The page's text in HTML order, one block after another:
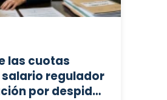
las cuotas
salario regulador
por despido